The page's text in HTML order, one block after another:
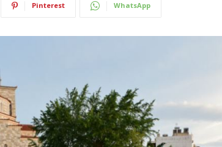
Pinterest WhatsApp